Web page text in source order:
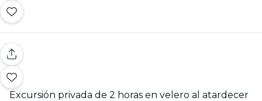
Excursión privada de 2 horas en velero al atardecer